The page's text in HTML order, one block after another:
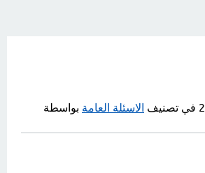
في تصنيف الاسئلة العامة بواسطة